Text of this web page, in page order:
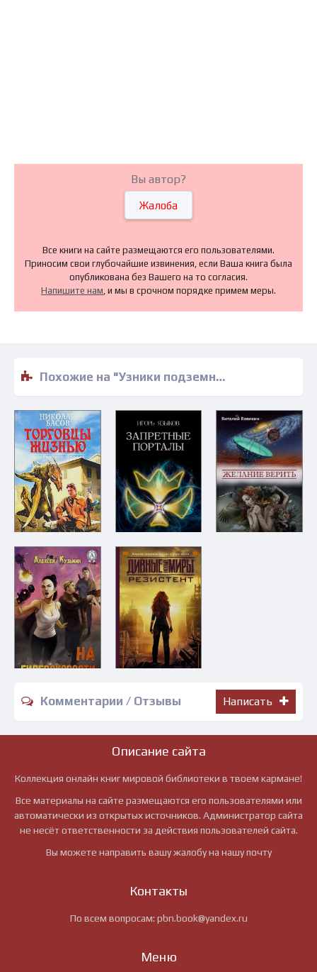
Вы автор?
Жалоба
Все книги на сайте размещаются его пользователями.
Приносим свои глубочайшие извинения, если Ваша книга была
опубликована без Вашего на то согласия.
Напишите нам, и мы в срочном порядке примем меры.
Похожие на "Узники подземных лабиринтов - Джон Уиндем" книги читать бесплатно полные версии
Комментарии / Отзывы Написать
Описание сайта
Коллекция онлайн книг мировой библиотеки в твоем кармане!
Все материалы на сайте размещаются его пользователями или
автоматически из открытых источников. Администратор сайта
не несёт ответственности за действия пользователей сайта.
Вы можете направить вашу жалобу на нашу почту
Контакты
По всем вопросам: pbn.book@yandex.ru
Меню